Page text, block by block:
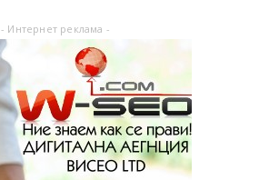
- Интернет реклама -